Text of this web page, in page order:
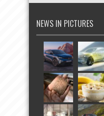
NEWS IN PICTURES